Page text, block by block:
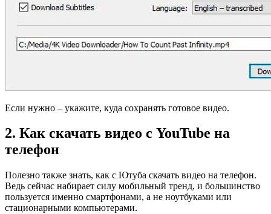
Если нужно – укажите, куда сохранять готовое видео.
2. Как скачать видео с YouTube на
телефон
Полезно также знать, как с Ютуба скачать видео на телефон.
Ведь сейчас набирает силу мобильный тренд, и большинство
пользуется именно смартфонами, а не ноутбуками или
стационарными компьютерами.